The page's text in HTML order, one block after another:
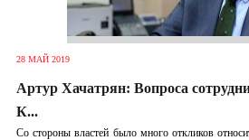
28 МАЙ 2019
Артур Хачатрян: Вопроса
К...
Со стороны властей было много откликов